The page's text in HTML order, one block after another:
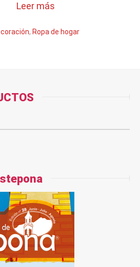
Leer más
, Ropa de hogar